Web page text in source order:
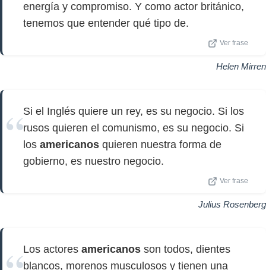
energía y compromiso. Y como actor británico,
tenemos que entender qué tipo de.
Ver frase
Helen Mirren
Si el Inglés quiere un rey, es su negocio. Si los
rusos quieren el comunismo, es su negocio. Si
los americanos quieren nuestra forma de
gobierno, es nuestro negocio.
Ver frase
Julius Rosenberg
Los actores americanos son todos, dientes
blancos, morenos musculosos y tienen una